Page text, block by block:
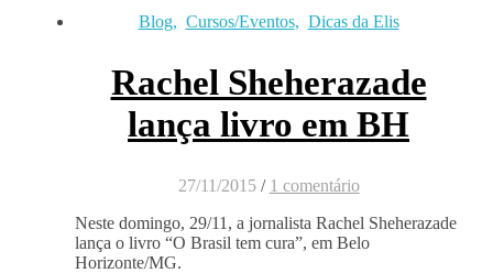
Blog, Cursos/Eventos, Dicas da Elis
Rachel Sheherazade
lança livro em BH
27/11/2015 / 1 comentário
Neste domingo, 29/11, a jornalista Rachel Sheherazade
lança o livro “O Brasil tem cura”, em Belo
Horizonte/MG.